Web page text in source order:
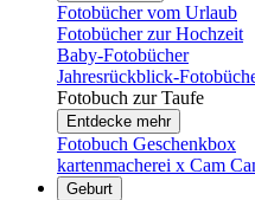
Fotobücher vom Urlaub
Fotobücher zur Hochzeit
Baby-Fotobücher
Jahresrückblick-
Fotobuch zur Taufe
Entdecke mehr
Fotobuch Geschenkbox
kartenmacherei x Cam
Geburt